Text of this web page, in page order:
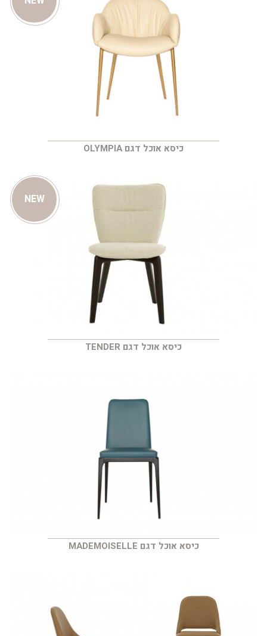
כיסא אוכל דגם OLYMPIA
NEW
כיסא אוכל דגם TENDER
כיסא אוכל דגם MADEMOISELLE